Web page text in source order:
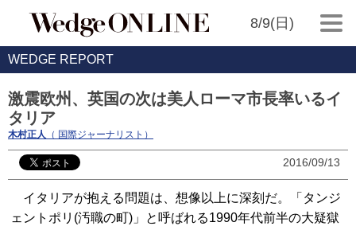
8/9(日)
WEDGE REPORT
激震欧州、英国の次は美人ローマ市長率いるイ
タリア
木村正人 （ 国際ジャーナリスト）
2016/09/13
イタリアが抱える問題は、想像以上に深刻だ。「タンジ
ェントポリ(汚職の町)」と呼ばれる1990年代前半の大疑獄